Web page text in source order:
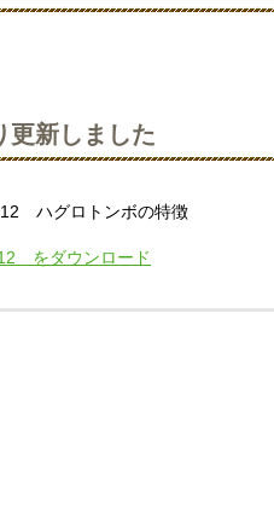
更新しました
ハグロトンボの特徴
をダウンロード